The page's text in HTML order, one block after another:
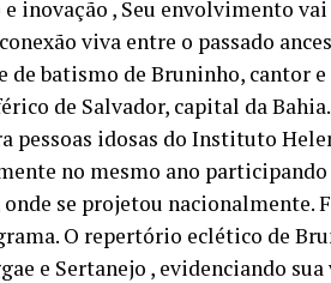
inovação , Seu envolvimento
viva entre o passado
de batismo de Bruninho, cantor
de Salvador, capital da
pessoas idosas do Instituto
no mesmo ano
se projetou
O repertório eclético de
e Sertanejo , evidenciando